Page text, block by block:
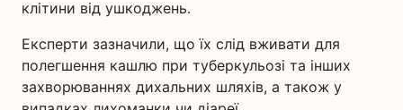
клітини від ушкоджень.
Експерти зазначили, що їх слід вживати для
полегшення кашлю при туберкульозі та інших
захворюваннях дихальних шляхів, а також у